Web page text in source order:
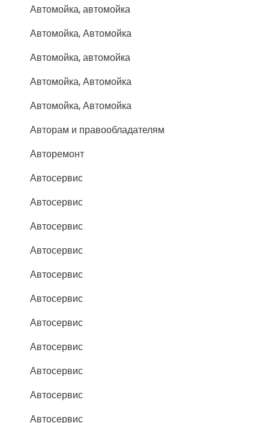
Автомойка, автомойка
Автомойка, Автомойка
Автомойка, автомойка
Автомойка, Автомойка
Автомойка, Автомойка
Авторам и правообладателям
Авторемонт
Автосервис
Автосервис
Автосервис
Автосервис
Автосервис
Автосервис
Автосервис
Автосервис
Автосервис
Автосервис
Автосервис